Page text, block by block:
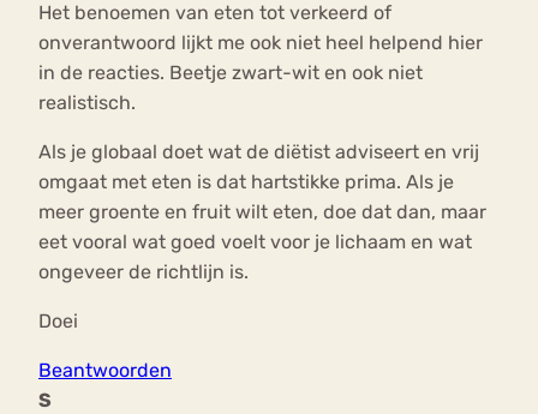
Het benoemen van eten tot verkeerd of
onverantwoord lijkt me ook niet heel helpend hier
in de reacties. Beetje zwart-wit en ook niet
realistisch.
Als je globaal doet wat de diëtist adviseert en vrij
omgaat met eten is dat hartstikke prima. Als je
meer groente en fruit wilt eten, doe dat dan, maar
eet vooral wat goed voelt voor je lichaam en wat
ongeveer de richtlijn is.
Doei
Beantwoorden
S